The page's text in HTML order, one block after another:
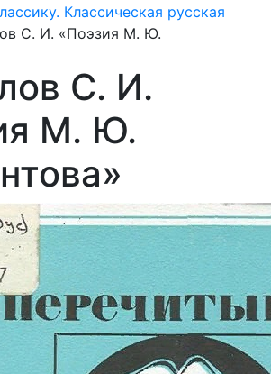
Классическая русская
С. И. «Поэзия М. Ю.
С. И.
М. Ю.